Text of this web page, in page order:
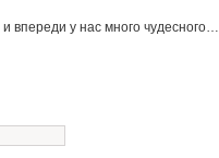
впереди у нас много чудесного…